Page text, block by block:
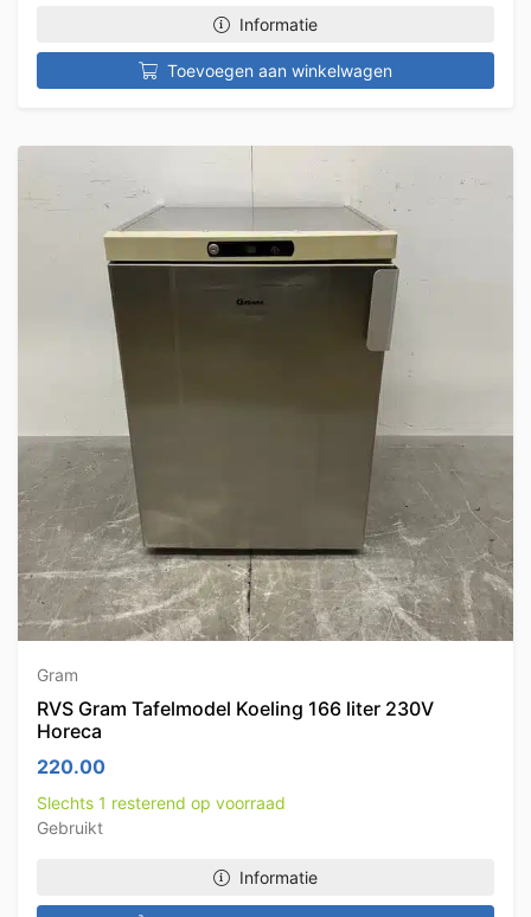
Informatie
Toevoegen aan winkelwagen
Gram
RVS Gram Tafelmodel Koeling 166 liter 230V
Horeca
220.00
Slechts 1 resterend op voorraad
Gebruikt
Informatie